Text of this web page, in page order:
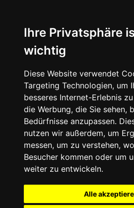
Ihre Privatsphäre
wichtig
Diese Website verwendet
Targeting Technologien, um
besseres Internet-Erlebnis
die Werbung, die Sie sehen,
Bedürfnisse anzupassen.
nutzen wir außerdem, um
messen, um zu verstehen,
Besucher kommen oder um
weiter zu entwickeln.
Alle